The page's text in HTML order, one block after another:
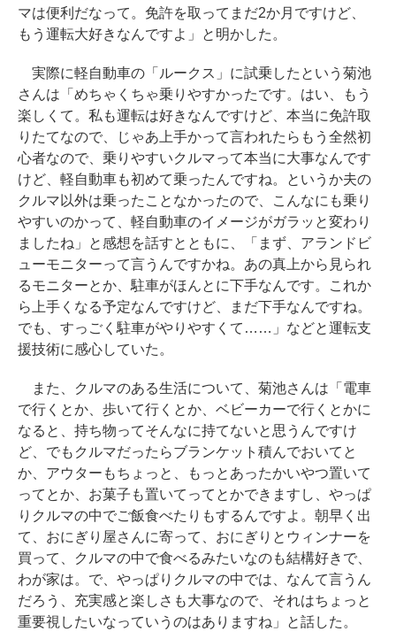
マは便利だなって。免許を取ってまだ2か月ですけど、
もう運転大好きなんですよ」と明かした。
実際に軽自動車の「ルークス」に試乗したという菊池
さんは「めちゃくちゃ乗りやすかったです。はい、もう
楽しくて。私も運転は好きなんですけど、本当に免許取
りたてなので、じゃあ上手かって言われたらもう全然初
心者なので、乗りやすいクルマって本当に大事なんです
けど、軽自動車も初めて乗ったんですね。というか夫の
クルマ以外は乗ったことなかったので、こんなにも乗り
やすいのかって、軽自動車のイメージがガラッと変わり
ましたね」と感想を話すとともに、「まず、アランドビ
ューモニターって言うんですかね。あの真上から見られ
るモニターとか、駐車がほんとに下手なんです。これか
ら上手くなる予定なんですけど、まだ下手なんですね。
でも、すっごく駐車がやりやすくて……」などと運転支
援技術に感心していた。
また、クルマのある生活について、菊池さんは「電車
で行くとか、歩いて行くとか、ベビーカーで行くとかに
なると、持ち物ってそんなに持てないと思うんですけ
ど、でもクルマだったらブランケット積んでおいてと
か、アウターもちょっと、もっとあったかいやつ置いて
ってとか、お菓子も置いてってとかできますし、やっぱ
りクルマの中でご飯食べたりもするんですよ。朝早く出
て、おにぎり屋さんに寄って、おにぎりとウィンナーを
買って、クルマの中で食べるみたいなのも結構好きで、
わが家は。で、やっぱりクルマの中では、なんて言うん
だろう、充実感と楽しさも大事なので、それはちょっと
重要視したいなっていうのはありますね」と話した。